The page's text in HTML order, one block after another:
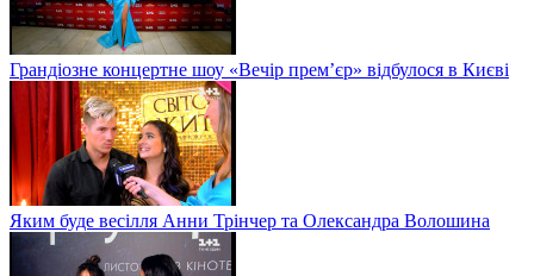
Грандіозне концертне шоу «Вечір прем’єр» відбулося в Києві
Яким буде весілля Анни Трінчер та Олександра Волошина